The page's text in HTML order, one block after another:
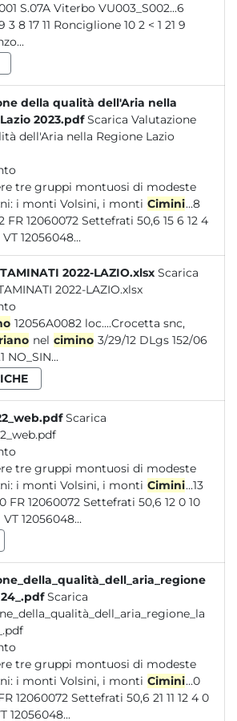
Viterbo VU003_S002...6
10 2 < 1 21 9
della qualità dell'Aria nella
2023.pdf Scarica Valutazione
dell'Aria nella Regione Lazio
tre gruppi montuosi di modeste
dimensioni: i monti Volsini, i monti Cimini...8
4
0 0,1 0 0 1 VT 12056048...
2022-LAZIO.xlsx Scarica
2022-LAZIO.xlsx
12056A0082 loc....Crocetta snc,
nel cimino 3/29/12 DLgs 152/06
NO_SIN...
Scarica
tre gruppi montuosi di modeste
dimensioni: i monti Volsini, i monti Cimini...13
10
4 0 1 0 0 1 VT 12056048...
Scarica
tre gruppi montuosi di modeste
i monti Volsini, i monti Cimini...0
0 0 1 VT 12056048...